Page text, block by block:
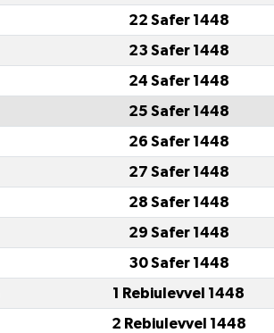
22 Safer 1448
23 Safer 1448
24 Safer 1448
25 Safer 1448
26 Safer 1448
27 Safer 1448
28 Safer 1448
29 Safer 1448
30 Safer 1448
1 Rebiulevvel 1448
2 Rebiulevvel 1448